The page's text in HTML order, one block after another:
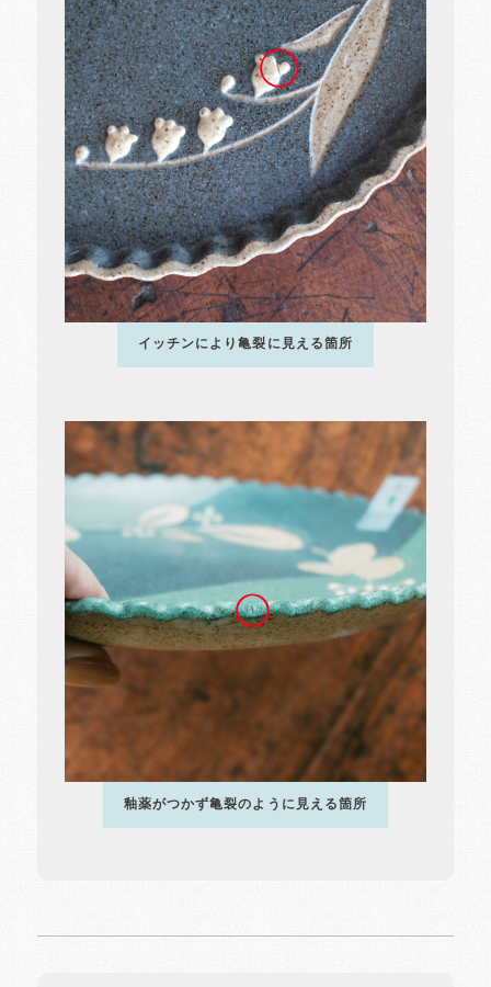
イッチンにより亀裂に見える箇所
釉薬がつかず亀裂のように見える箇所